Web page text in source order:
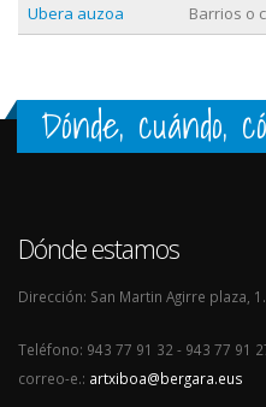
Ubera auzoa
Barrios o
Dónde, cuándo,
Dónde estamos
Dirección: San Martin Agirre plaza,
Teléfono: 943 77 91 32 - 943 77 91
correo-e.: artxiboa@bergara.eus